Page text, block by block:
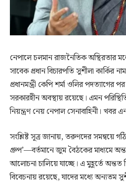
নেপালে চলমান রাজনৈতিক অস্থিরতার
সাবেক প্রধান বিচারপতি সুশীলা কার্কির
প্রধানমন্ত্রী কেপি শর্মা ওলির পদত্যাগের
সরকারহীন অবস্থায় রয়েছে। এমন
নিয়ন্ত্রণ নেয় নেপাল সেনাবাহিনী। খবর
সংশ্লিষ্ট সূত্র জানায়, তরুণদের
গ্রুপ’—বর্তমানে জুম বৈঠকের মাধ্যমে
আলোচনা চালিয়ে যাচ্ছে। এ মুহূর্তে অন্তত
বিবেচনায় রয়েছে, যাদের মধ্যে অন্যতম